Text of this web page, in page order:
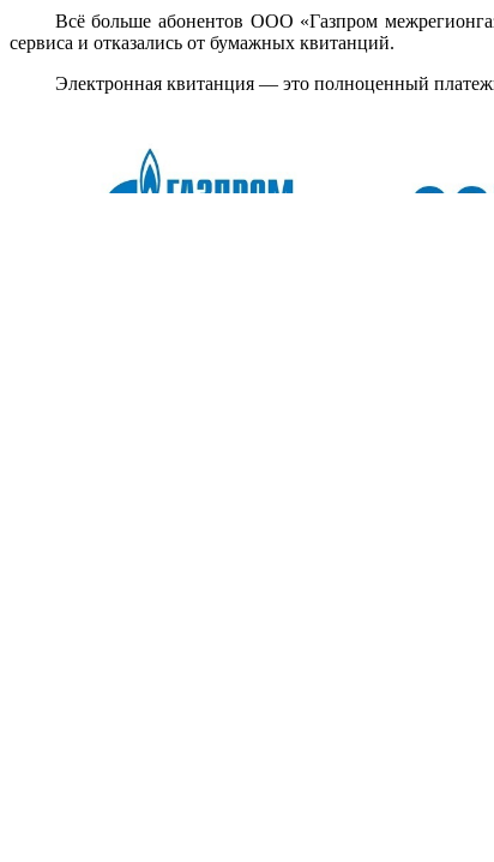
Всё больше абонентов ООО «Газпром
сервиса и отказались от бумажных квитанций.
Электронная квитанция — это полноценный